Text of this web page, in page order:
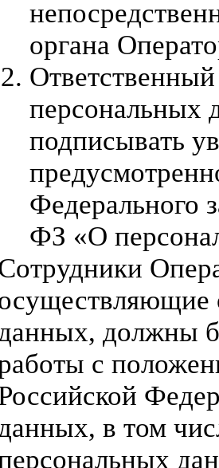
органа
персональных
подписывать
Федерального
ФЗ «О
должны
с
в том